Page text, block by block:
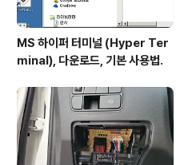
MS 하이퍼 터미널 (Hyper Ter
minal), 다운로드, 기본 사용법.